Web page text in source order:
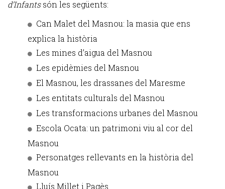
d’Infantssón les següents:
Can Malet del Masnou: la masia que ens
explica la història
Les mines d’aigua del Masnou
Les epidèmies del Masnou
El Masnou, les drassanes del Maresme
Les entitats culturals del Masnou
Les transformacions urbanes del Masnou
Escola Ocata: un patrimoni viu al cor del
Masnou
Personatges rellevants en la història del
Masnou
Lluís Millet i Pagès